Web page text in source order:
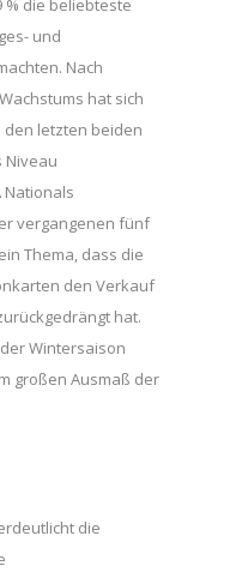
% die beliebteste
und
Nach
hat sich
letzten beiden
Niveau
Nationals
vergangenen fünf
Thema, dass die
den Verkauf
hat.
Wintersaison
großen Ausmaß der
die